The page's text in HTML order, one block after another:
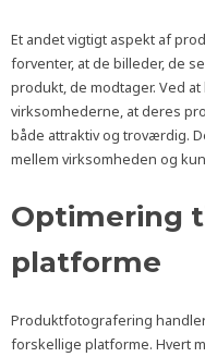
Et andet vigtigt aspekt af
forventer, at de billeder, de
produkt, de modtager. Ved
virksomhederne, at deres
både attraktiv og troværdig.
mellem virksomheden og
Optimering
platforme
Produktfotografering
forskellige platforme. Hvert